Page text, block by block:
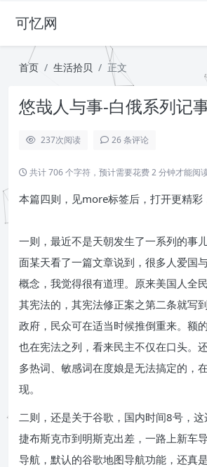
可忆网
首页 生活拾贝 正文
悠哉人与事-白俄系列记
237次阅读 26 条评论
共计 706 个字符，预计需要花费 2 分钟才能阅读
本篇四则，见more标签后，打开更精彩
一则，最近不是天朝发生了一系列的事
面某天看了一篇文章说到，很多人爱国
概念，我觉得很有道理。原来美国人全
其宪法的，其宪法修正案之第二条就写
政府，民众可在适当时候推倒重来。额
也在宪法之列，看来民主不仅在口头。
多热词、敏感词在度娘是无法搞定的，
现。
二则，还是关于谷歌，国内时间8号，
捷布斯克市到明斯克出差，一路上新车
导航，默认的谷歌地图导航功能，还真